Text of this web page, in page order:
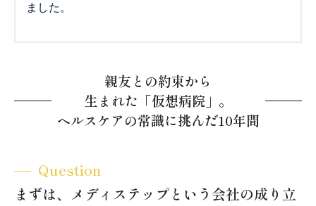
ました。
親友との約束から
生まれた「仮想病院」。
ヘルスケアの常識に挑んだ10年間
Question
まずは、メディステップという会社の成り立